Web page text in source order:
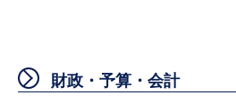
財政・予算・会計